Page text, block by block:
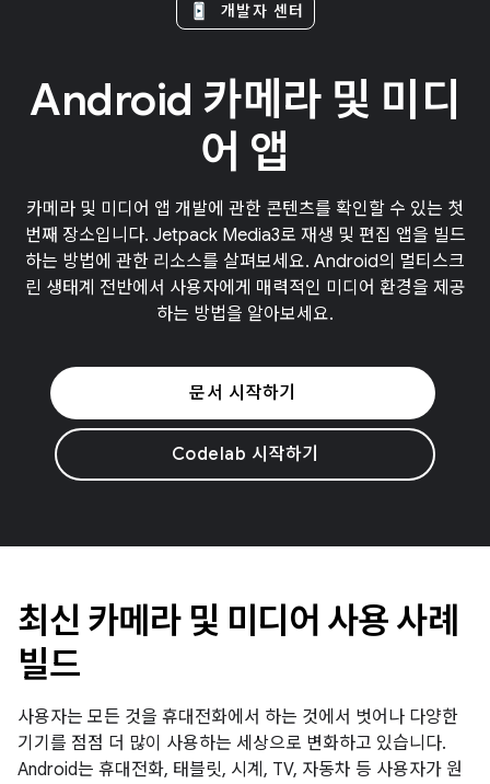
개발자 센터
Android 카메라 및 미디
어 앱
카메라 및 미디어 앱 개발에 관한 콘텐츠를 확인할 수 있는 첫
번째 장소입니다. Jetpack Media3로 재생 및 편집 앱을 빌드
하는 방법에 관한 리소스를 살펴보세요. Android의 멀티스크
린 생태계 전반에서 사용자에게 매력적인 미디어 환경을 제공
하는 방법을 알아보세요.
문서 시작하기
Codelab 시작하기
최신 카메라 및 미디어 사용 사례
빌드
사용자는 모든 것을 휴대전화에서 하는 것에서 벗어나 다양한
기기를 점점 더 많이 사용하는 세상으로 변화하고 있습니다.
Android는 휴대전화, 태블릿, 시계, TV, 자동차 등 사용자가 원